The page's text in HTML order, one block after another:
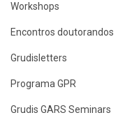
Workshops
Encontros doutorandos
Grudisletters
Programa GPR
Grudis GARS Seminars